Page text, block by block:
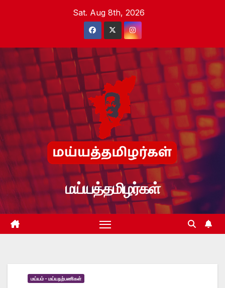
Sat. Aug 8th, 2026
மய்யத்தமிழர்கள்
மய்யம் - மய்யநற்பணிகள்